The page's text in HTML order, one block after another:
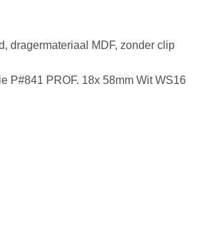
dragermateriaal MDF, zonder clip
P#841 PROF. 18x 58mm Wit WS16